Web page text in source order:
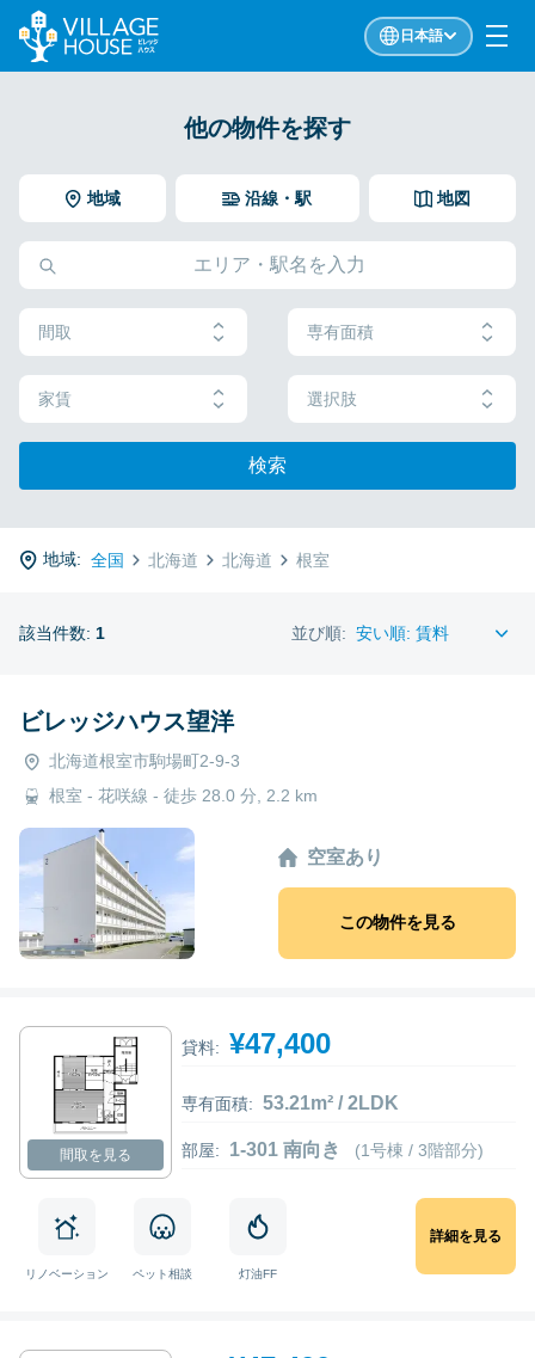
日本語
他の物件を探す
地域 地図
沿線・駅
間取 専有面積
家賃 選択肢
検索
地域: 全国 北海道 北海道 根室
該当件数: 1 並び順:
ビレッジハウス望洋
北海道根室市駒場町2-9-3
根室 - 花咲線 - 徒歩 28.0 分, 2.2 km
空室あり
この物件を見る
間取を見る
貸料: ¥47,400
専有面積: 53.21m² / 2LDK
部屋: 1-301 南向き (1号棟 / 3階部分)
リノベーション ペット相談 灯油FF
詳細を見る